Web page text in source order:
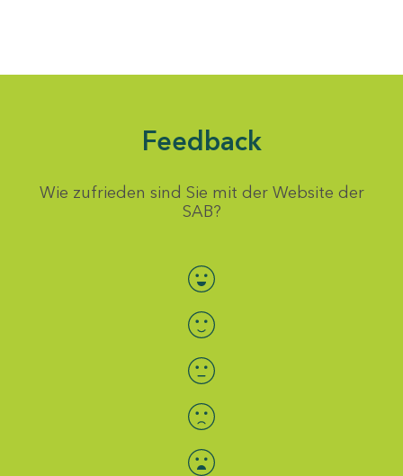
Feedback
Wie zufrieden sind Sie mit der Website der
SAB?
Bewertung auswählen